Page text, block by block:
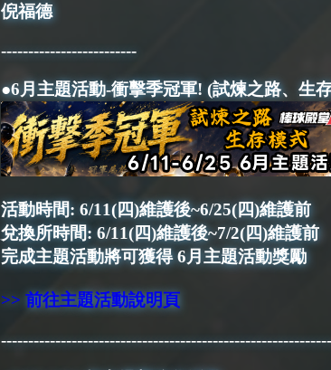
倪福德
-------------------------
●6月主題活動-衝擊季冠軍! (試煉之路、生
活動時間: 6/11(四)維護後~6/25(四)維護前
兌換所時間: 6/11(四)維護後~7/2(四)維護前
完成主題活動將可獲得 6月主題活動獎勵
>> 前往主題活動說明頁